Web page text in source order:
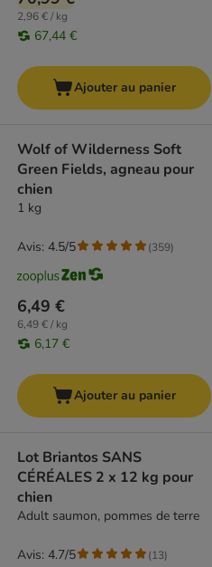
2,96 € / kg
67,44 €
Ajouter au panier
Wolf of Wilderness Soft
Green Fields, agneau pour
chien
1 kg
6,49 €
6,49 € / kg
6,17 €
Avis: 4.5/5 (359)
Ajouter au panier
Lot Briantos SANS
CÉRÉALES 2 x 12 kg pour
chien
Adult saumon, pommes de terre
Avis: 4.7/5 (13)